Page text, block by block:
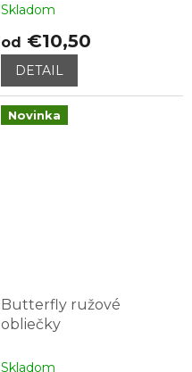
Skladom
od €10,50
DETAIL
Novinka
Butterfly ružové
obliečky
Skladom